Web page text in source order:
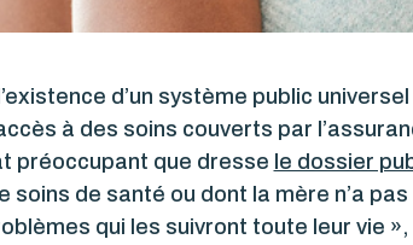
d’un système public
à des soins couverts par
préoccupant que dresse le dossier
soins de santé ou dont la mère n’a
qui les suivront toute leur vie